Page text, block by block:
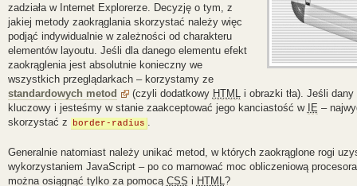
zadziała w Internet Explorerze. Decyzję o tym, z
jakiej metody zaokrąglania skorzystać należy więc
podjąć indywidualnie w zależności od charakteru
elementów layoutu. Jeśli dla danego elementu efekt
zaokrąglenia jest absolutnie konieczny we
wszystkich przeglądarkach – korzystamy ze
standardowych metod
(czyli dodatkowy HTML i obrazki tła). Jeśli
kluczowy i jesteśmy w stanie zaakceptować jego kanciastość w IE –
skorzystać z
border-radius .
Generalnie natomiast należy unikać metod, w których zaokrąglone rogi
wykorzystaniem JavaScript– po co marnować moc obliczeniową
można osiągnąć tylko za pomocą CSS i HTML ?